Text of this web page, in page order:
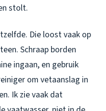
stolt.
Die loost vaak op
Schraap borden
ingaan, en gebruik
om vetaanslag in
Ik zie vaak dat